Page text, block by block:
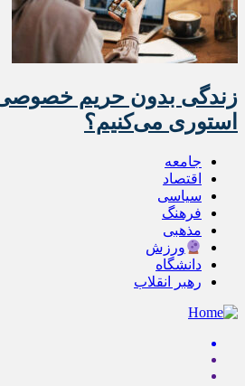
زندگی بدون حریم
استوری می‌کنیم؟
جامعه
اقتصاد
سیاسی
فرهنگ
مذهبی
ورزش
دانشگاه
رهبر انقلاب